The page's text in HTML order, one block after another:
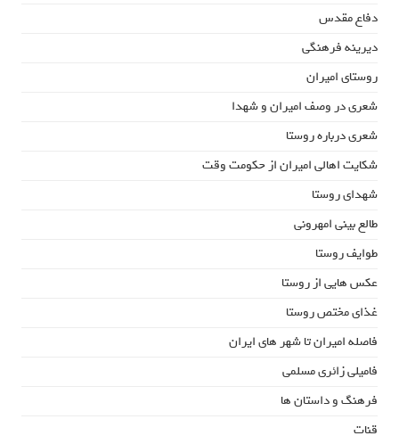
دفاع مقدس
دیرینه فرهنگی
روستای امیران
شعری در وصف امیران و شهدا
شعری درباره روستا
شکایت اهالی امیران از حکومت وقت
شهدای روستا
طالع بینی امهرونی
طوایف روستا
عکس هایی از روستا
غذای مختص روستا
فاصله امیران تا شهر های ایران
فامیلی زائری مسلمی
فرهنگ و داستان ها
قنات